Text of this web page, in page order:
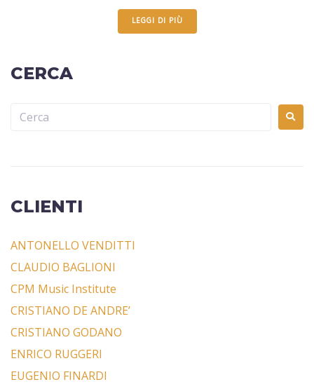
LEGGI DI PIÙ
CERCA
CLIENTI
ANTONELLO VENDITTI
CLAUDIO BAGLIONI
CPM Music Institute
CRISTIANO DE ANDRE’
CRISTIANO GODANO
ENRICO RUGGERI
EUGENIO FINARDI